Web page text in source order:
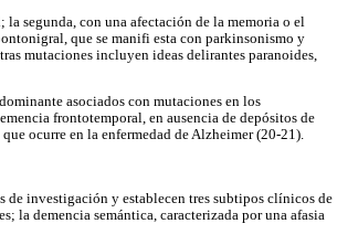
segunda, con una afectación de la memoria o el
que se manifi esta con parkinsonismo y
mutaciones incluyen ideas delirantes paranoides,
asociados con mutaciones en los
frontotemporal, en ausencia de depósitos de
ocurre en la enfermedad de Alzheimer (20-21).
investigación y establecen tres subtipos clínicos de
la demencia semántica, caracterizada por una afasia